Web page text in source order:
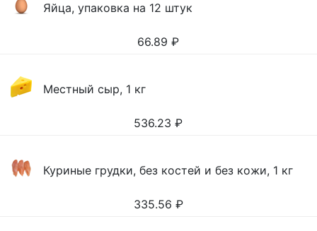
Яйца, упаковка на 12 штук
66.89 ₽
Местный сыр, 1 кг
536.23 ₽
Куриные грудки, без костей и без кожи, 1 кг
335.56 ₽